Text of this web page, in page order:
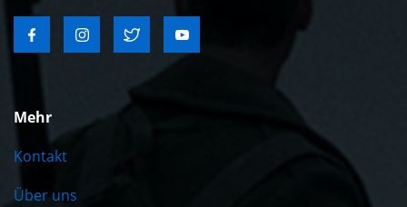
Mehr
Kontakt
Über uns